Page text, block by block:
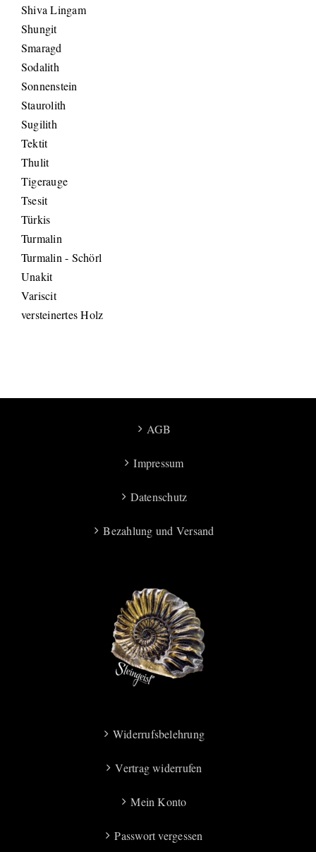
Shiva Lingam
Shungit
Smaragd
Sodalith
Sonnenstein
Staurolith
Sugilith
Tektit
Thulit
Tigerauge
Tsesit
Türkis
Turmalin
Turmalin - Schörl
Unakit
Variscit
versteinertes Holz
AGB
Impressum
Datenschutz
Bezahlung und Versand
Widerrufsbelehrung
Vertrag widerrufen
Mein Konto
Passwort vergessen